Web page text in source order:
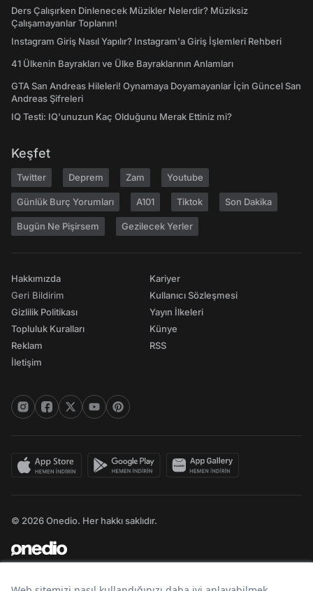
Ders Çalışırken Dinlenecek Müzikler Nelerdir? Müziksiz
Çalışamayanlar Toplanın!
Instagram Giriş Nasıl Yapılır? Instagram'a Giriş İşlemleri Rehberi
41 Ülkenin Bayrakları ve Ülke Bayraklarının Anlamları
GTA San Andreas Hileleri! Oynamaya Doyamayanlar İçin Güncel San
Andreas Şifreleri
IQ Testi: IQ'unuzun Kaç Olduğunu Merak Ettiniz mi?
Keşfet
Twitter Deprem Zam Youtube
Günlük Burç Yorumları A101 Tiktok Son Dakika
Bugün Ne Pişirsem Gezilecek Yerler
Hakkımızda
Geri Bildirim
Gizlilik Politikası
Topluluk Kuralları
Reklam
İletişim
Kariyer
Kullanıcı Sözleşmesi
Yayın İlkeleri
Künye
RSS
© 2026 Onedio. Her hakkı saklıdır.